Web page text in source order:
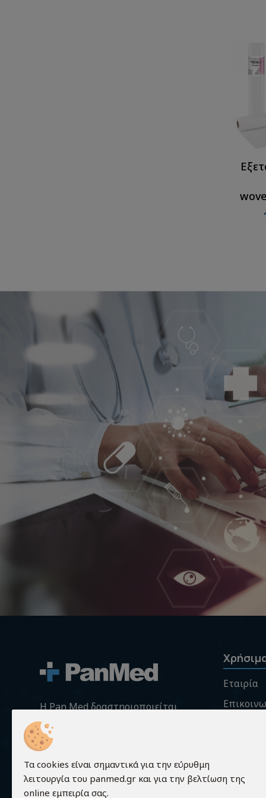
H Pan Med δραστηριοποιείται
στο χώρο της υγείας και της
κατοίκον νοσηλείας με
εξειδίκευση στον εξοπλισμό
ιατροτεχνολογικού υλικού, στα
ορθοπεδικά είδη και βοηθήματα
Εταιρία
Όροι
Τα cookies είναι σημαντικά για την εύρυθμη
λειτουργία του panmed.gr και για την βελτίωση της
online εμπειρία σας.